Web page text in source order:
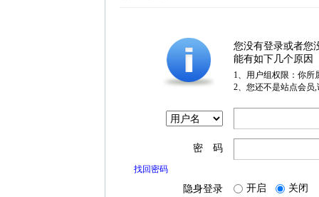
您没有登录或者您
能有如下几个原因
1、用户组权限：你所
2、您还不是站点会员
密 码
找回密码
隐身登录 开启 关闭